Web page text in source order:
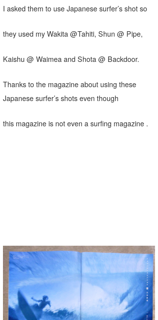
I asked them to use Japanese surfer’s shot so
they used my Wakita @Tahiti, Shun @ Pipe,
Kaishu @ Waimea and Shota @ Backdoor.
Thanks to the magazine about using these
Japanese surfer’s shots even though
this magazine is not even a surfing magazine .
米山予報士
wanda